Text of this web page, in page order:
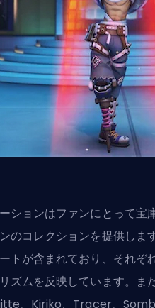
ションはファンにとって宝
のコレクションを提供しま
トが含まれており、それぞ
ズムを反映しています。ま
、Kiriko、Tracer、